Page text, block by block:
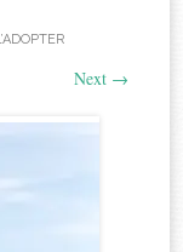
Next →